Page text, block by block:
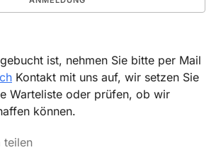
ist, nehmen Sie bitte per Mail
Kontakt mit uns auf, wir setzen Sie
Warteliste oder prüfen, ob wir
können.
teilen